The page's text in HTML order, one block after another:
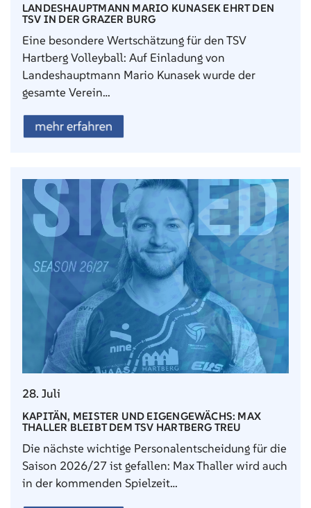
LANDESHAUPTMANN MARIO KUNASEK EHRT DEN
TSV IN DER GRAZER BURG
Eine besondere Wertschätzung für den TSV
Hartberg Volleyball: Auf Einladung von
Landeshauptmann Mario Kunasek wurde der
gesamte Verein…
mehr erfahren
28. Juli
KAPITÄN, MEISTER UND EIGENGEWÄCHS: MAX
THALLER BLEIBT DEM TSV HARTBERG TREU
Die nächste wichtige Personalentscheidung für die
Saison 2026/27 ist gefallen: Max Thaller wird auch
in der kommenden Spielzeit…